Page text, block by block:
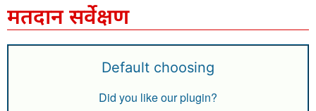
मतदान सर्वेक्षण
Default choosing
Did you like our plugin?